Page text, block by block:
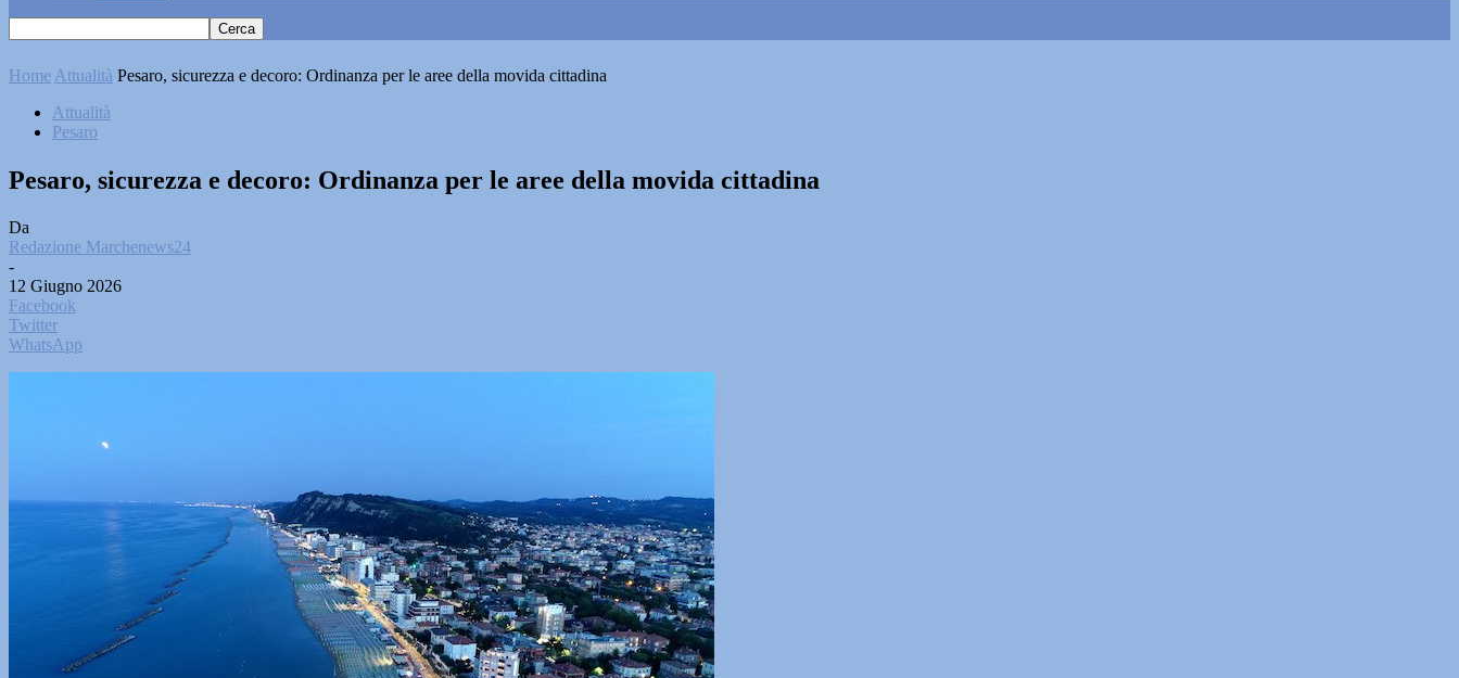
Home Attualità Pesaro, sicurezza e decoro: Ordinanza per le aree della movida cittadina
Attualità
Pesaro
Pesaro, sicurezza e decoro: Ordinanza per le aree della movida cittadina
Da
Redazione Marchenews24
-
12 Giugno 2026
Facebook
Twitter
WhatsApp